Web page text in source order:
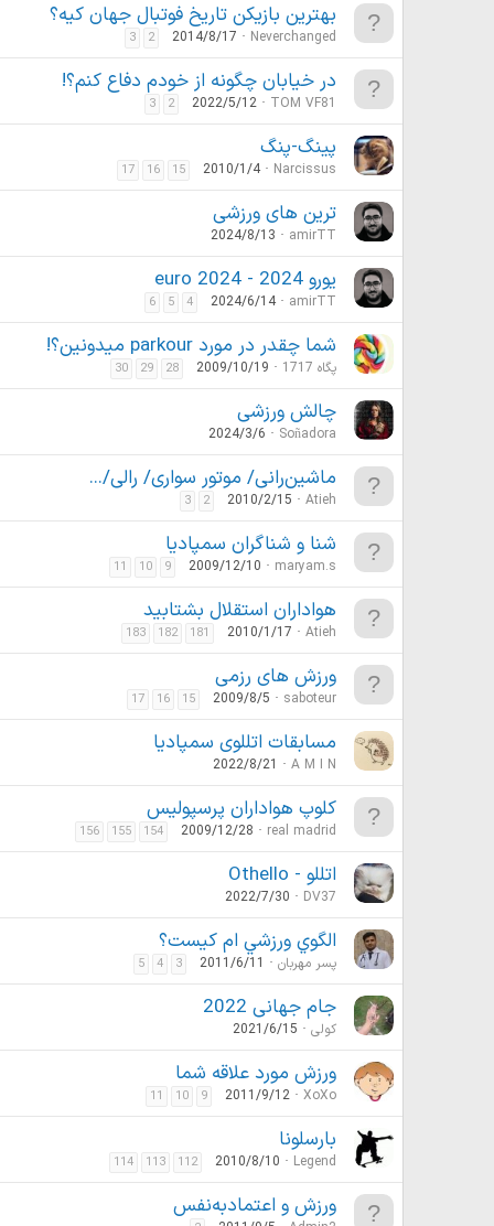
بهترین بازیکن تاریخ فوتبال جهان کیه؟
Neverchanged
2014/8/17
2
3
در خیابان چگونه از خودم دفاع کنم؟!
TOM VF81
2022/5/12
2
3
پينگ-پنگ
Narcissus
2010/1/4
15
16
17
ترین های ورزشی
amirTT
2024/8/13
یورو 2024 - euro 2024
amirTT
2024/6/14
4
5
6
شما چقدر در مورد parkour میدونین؟!
پگاه 1717 2009/10/19
28
29
30
چالش ورزشی
Soñadora
2024/3/6
ماشین‌رانی/ موتور سواری/ رالی/...
Atieh
2010/2/15
2
3
شنا و شناگران سمپادیا
maryam.s
2009/12/10
9
10
11
هواداران استقلال بشتابید
Atieh
2010/1/17
181
182
183
ورزش های رزمی
saboteur
2009/8/5
15
16
17
مسابقات اتللوی سمپادیا
A M I N
2022/8/21
کلوپ هواداران پرسپولیس
real madrid
2009/12/28
154
155
156
اتللو - Othello
DV37
2022/7/30
الگوي ورزشي ام كيست؟
پسر مهربان 2011/6/11
3
4
5
جام جهانی 2022
کولی 2021/6/15
ورزش مورد علاقه شما
XoXo
2011/9/12
9
10
11
بارسلونا
Legend
2010/8/10
112
113
114
ورزش و اعتمادبه‌نفس